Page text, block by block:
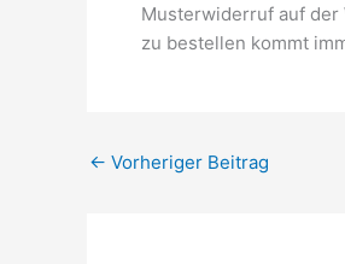
Musterwiderruf auf der
zu bestellen kommt
← Vorheriger Beitrag